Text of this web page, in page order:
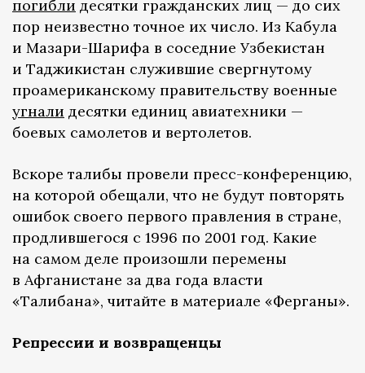
погибли десятки гражданских лиц — до сих
пор неизвестно точное их число. Из Кабула
и Мазари-Шарифа в соседние Узбекистан
и Таджикистан служившие свергнутому
проамериканскому правительству военные
угнали десятки единиц авиатехники —
боевых самолетов и вертолетов.
Вскоре талибы провели пресс-конференцию,
на которой обещали, что не будут повторять
ошибок своего первого правления в стране,
продлившегося с 1996 по 2001 год. Какие
на самом деле произошли перемены
в Афганистане за два года власти
«Талибана», читайте в материале «Ферганы».
Репрессии и возвращенцы